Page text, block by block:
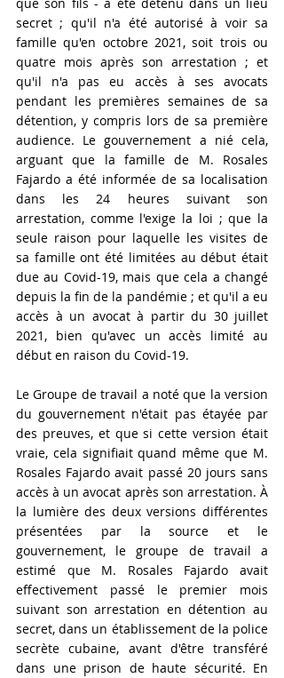
secret ; qu'il n'a été autorisé à voir sa
famille qu'en octobre 2021, soit trois ou
quatre mois après son arrestation ; et
qu'il n'a pas eu accès à ses avocats
pendant les premières semaines de sa
détention, y compris lors de sa première
audience. Le gouvernement a nié cela,
arguant que la famille de M. Rosales
Fajardo a été informée de sa localisation
dans les 24 heures suivant son
arrestation, comme l'exige la loi ; que la
seule raison pour laquelle les visites de
sa famille ont été limitées au début était
due au Covid-19, mais que cela a changé
depuis la fin de la pandémie ; et qu'il a eu
accès à un avocat à partir du 30 juillet
2021, bien qu'avec un accès limité au
début en raison du Covid-19.
Le Groupe de travail a noté que la version
du gouvernement n'était pas étayée par
des preuves, et que si cette version était
vraie, cela signifiait quand même que M.
Rosales Fajardo avait passé 20 jours sans
accès à un avocat après son arrestation. À
la lumière des deux versions différentes
présentées par la source et le
gouvernement, le groupe de travail a
estimé que M. Rosales Fajardo avait
effectivement passé le premier mois
suivant son arrestation en détention au
secret, dans un établissement de la police
secrète cubaine, avant d'être transféré
dans une prison de haute sécurité. En